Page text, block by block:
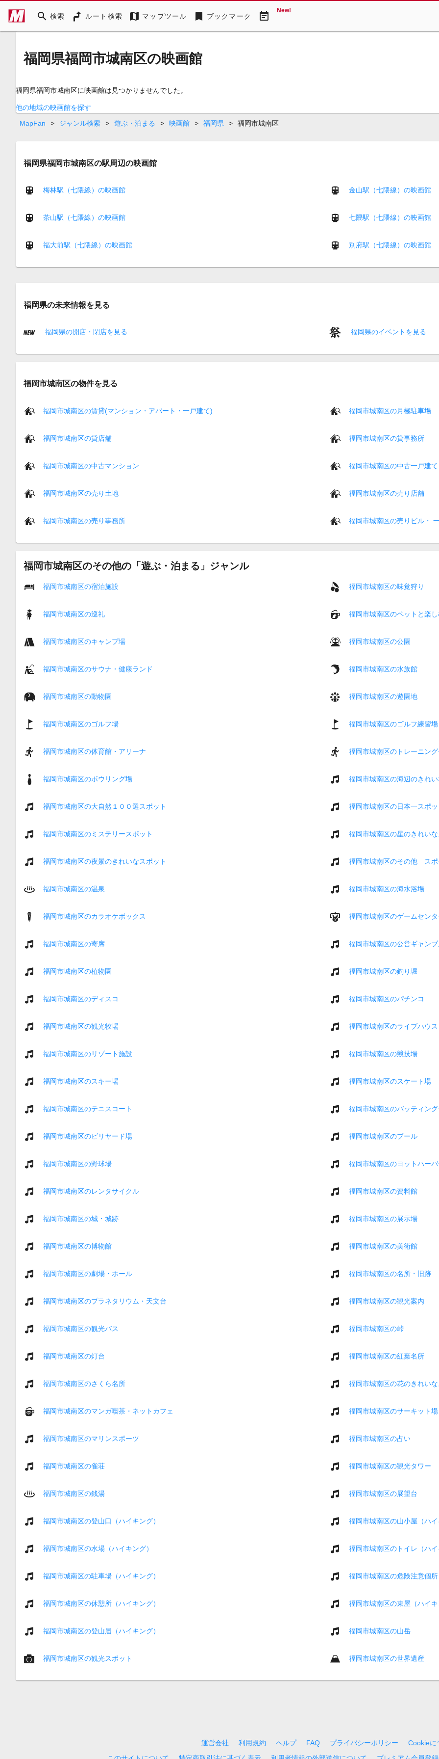
search 検索 ルート検索 map マップツール bookmark ブックマーク event_note New!
福岡県福岡市城南区の映画館
福岡県福岡市城南区に映画館は見つかりませんでした。
他の地域の映画館を探す
MapFan
> ジャンル検索 > 遊ぶ・泊まる > 映画館 > 福岡県 > 福岡市城南区
福岡県福岡市城南区の駅周辺の映画館
梅林駅（七隈線）の映画館 金山駅（七隈線）の映画館
茶山駅（七隈線）の映画館 七隈駅（七隈線）の映画館
福大前駅（七隈線）の映画館 別府駅（七隈線）の映画館
福岡県の未来情報を見る
福岡県の開店・閉店を見る 福岡県のイベントを見る
福岡市城南区の物件を見る
福岡市城南区の賃貸(マンション・アパート・一戸建て) 福岡市城南区の月極駐車場
福岡市城南区の貸店舗 福岡市城南区の貸事務所
福岡市城南区の中古マンション 福岡市城南区の中古一戸建て
福岡市城南区の売り土地 福岡市城南区の売り店舗
福岡市城南区の売り事務所 福岡市城南区の売りビル・
福岡市城南区のその他の「遊ぶ・泊まる」ジャンル
福岡市城南区の宿泊施設 福岡市城南区の味覚狩り
福岡市城南区の巡礼 福岡市城南区のペットと楽
福岡市城南区のキャンプ場 福岡市城南区の公園
福岡市城南区のサウナ・健康ランド 福岡市城南区の水族館
福岡市城南区の動物園 福岡市城南区の遊園地
福岡市城南区のゴルフ場 福岡市城南区のゴルフ練習場
福岡市城南区の体育館・アリーナ 福岡市城南区のトレーニン
福岡市城南区のボウリング場 福岡市城南区の海辺のきれ
福岡市城南区の大自然１００選スポット 福岡市城南区の日本一スポ
福岡市城南区のミステリースポット 福岡市城南区の星のきれい
福岡市城南区の夜景のきれいなスポット 福岡市城南区のその他 スポ
福岡市城南区の温泉 福岡市城南区の海水浴場
福岡市城南区のカラオケボックス 福岡市城南区のゲームセン
福岡市城南区の寄席 福岡市城南区の公営ギャン
福岡市城南区の植物園 福岡市城南区の釣り堀
福岡市城南区のディスコ 福岡市城南区のパチンコ
福岡市城南区の観光牧場 福岡市城南区のライブハウス
福岡市城南区のリゾート施設 福岡市城南区の競技場
福岡市城南区のスキー場 福岡市城南区のスケート場
福岡市城南区のテニスコート 福岡市城南区のバッティン
福岡市城南区のビリヤード場 福岡市城南区のプール
福岡市城南区の野球場 福岡市城南区のヨットハー
福岡市城南区のレンタサイクル 福岡市城南区の資料館
福岡市城南区の城・城跡 福岡市城南区の展示場
福岡市城南区の博物館 福岡市城南区の美術館
福岡市城南区の劇場・ホール 福岡市城南区の名所・旧跡
福岡市城南区のプラネタリウム・天文台 福岡市城南区の観光案内
福岡市城南区の観光バス 福岡市城南区の峠
福岡市城南区の灯台 福岡市城南区の紅葉名所
福岡市城南区のさくら名所 福岡市城南区の花のきれい
福岡市城南区のマンガ喫茶・ネットカフェ 福岡市城南区のサーキット場
福岡市城南区のマリンスポーツ 福岡市城南区の占い
福岡市城南区の雀荘 福岡市城南区の観光タワー
福岡市城南区の銭湯 福岡市城南区の展望台
福岡市城南区の登山口（ハイキング） 福岡市城南区の山小屋（ハ
福岡市城南区の水場（ハイキング） 福岡市城南区のトイレ（ハ
福岡市城南区の駐車場（ハイキング） 福岡市城南区の危険注意個
福岡市城南区の休憩所（ハイキング） 福岡市城南区の東屋（ハイ
福岡市城南区の登山届（ハイキング） 福岡市城南区の山岳
福岡市城南区の観光スポット 福岡市城南区の世界遺産
運営会社 利用規約 ヘルプ FAQ プライバシーポリシー
Cookieに